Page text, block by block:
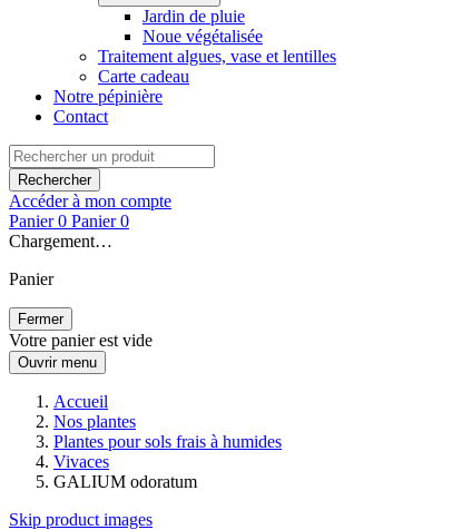
Jardin de pluie
Noue végétalisée
Traitement algues, vase et lentilles
Carte cadeau
Notre pépinière
Contact
Rechercher
Accéder à mon compte
Panier 0 Panier 0
Chargement…
Panier
Fermer
Votre panier est vide
Ouvrir menu
Accueil
Nos plantes
Plantes pour sols frais à humides
Vivaces
GALIUM odoratum
Skip product images